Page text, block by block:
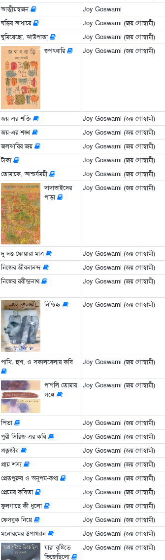
আত্মীয়স্বজন
Joy Goswami
ঘড়ির আধারে
Joy Goswami (জয় গোস্বামী)
ঘুমিয়েছো, ঝাউপাতা
Joy Goswami (জয় গোস্বামী)
জগৎবারি
Joy Goswami (জয় গোস্বামী)
জয়-এর শক্তি Joy Goswami (জয় গোস্বামী)
জয়-এর শঙ্খ
Joy Goswami (জয় গোস্বামী)
জলঝারির জয়
Joy Goswami (জয় গোস্বামী)
টাকা
Joy Goswami (জয় গোস্বামী)
তোমাকে, আশ্চর্যময়ী
Joy Goswami (জয় গোস্বামী)
দাদাভাইদের
পাড়া
Joy Goswami (জয় গোস্বামী)
দু-দণ্ড ফোয়ারা মাত্র Joy Goswami (জয় গোস্বামী)
নিজের জীবনানন্দ
Joy Goswami (জয় গোস্বামী)
নিজের রবীন্দ্রনাথ
Joy Goswami (জয় গোস্বামী)
নিশ্চিহ্ন Joy Goswami (জয় গোস্বামী)
পাখি, হুশ, ও সকালবেলার কবি Joy Goswami (জয় গোস্বামী)
পাগলি তোমার
সঙ্গে
Joy Goswami (জয় গোস্বামী)
পিতা Joy Goswami (জয় গোস্বামী)
পুরী সিরিজ-এর কবি
Joy Goswami (জয় গোস্বামী)
প্রত্নজীব
Joy Goswami (জয় গোস্বামী)
প্রায় শস্য
Joy Goswami (জয় গোস্বামী)
প্রেতপুরুষ ও অনুপম-কথা
Joy Goswami (জয় গোস্বামী)
প্রেমের কবিতা
Joy Goswami (জয় গোস্বামী)
ফুলগাছে কী ধুলো
Joy Goswami (জয় গোস্বামী)
ফেসবুক নিয়ে
Joy Goswami (জয় গোস্বামী)
মনোরমের উপাখ্যান
Joy Goswami (জয় গোস্বামী)
যারা বৃষ্টিতে
ভিজেছিলো
Joy Goswami (জয় গোস্বামী)